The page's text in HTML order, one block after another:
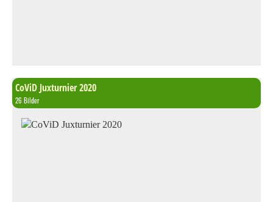
CoViD Juxturnier 2020
26 Bilder